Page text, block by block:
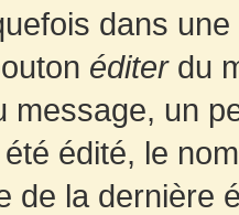
dans
éditerdu
message, un
été édité, le
de la dernière